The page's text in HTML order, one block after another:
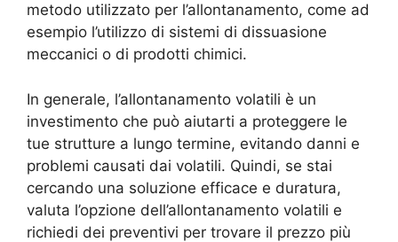
metodo utilizzato per l’allontanamento, come ad
esempio l’utilizzo di sistemi di dissuasione
meccanici o di prodotti chimici.
In generale, l’allontanamento volatili è un
investimento che può aiutarti a proteggere le
tue strutture a lungo termine, evitando danni e
problemi causati dai volatili. Quindi, se stai
cercando una soluzione efficace e duratura,
valuta l’opzione dell’allontanamento volatili e
richiedi dei preventivi per trovare il prezzo più